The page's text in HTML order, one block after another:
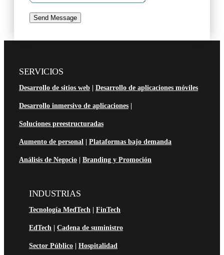
Send Message
SERVICIOS
Desarrollo de sitios web| Desarrollo de aplicaciones móviles
Desarrollo inmersivo de aplicaciones|
Soluciones preestructuradas
Aumento de personal| Plataformas bajo demanda
Análisis de Negocio| Branding y Promoción
INDUSTRIAS
Tecnología MedTech| FinTech
EdTech| Cadena de suministro
Sector Público| Hospitalidad